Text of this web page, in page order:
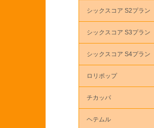
シックスコア S2プラン
シックスコア S3プラン
シックスコア S4プラン
ロリポップ
チカッパ
ヘテムル